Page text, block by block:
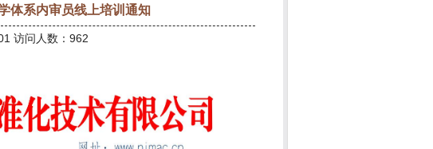
体系内审员线上培训通知
访问人数：962